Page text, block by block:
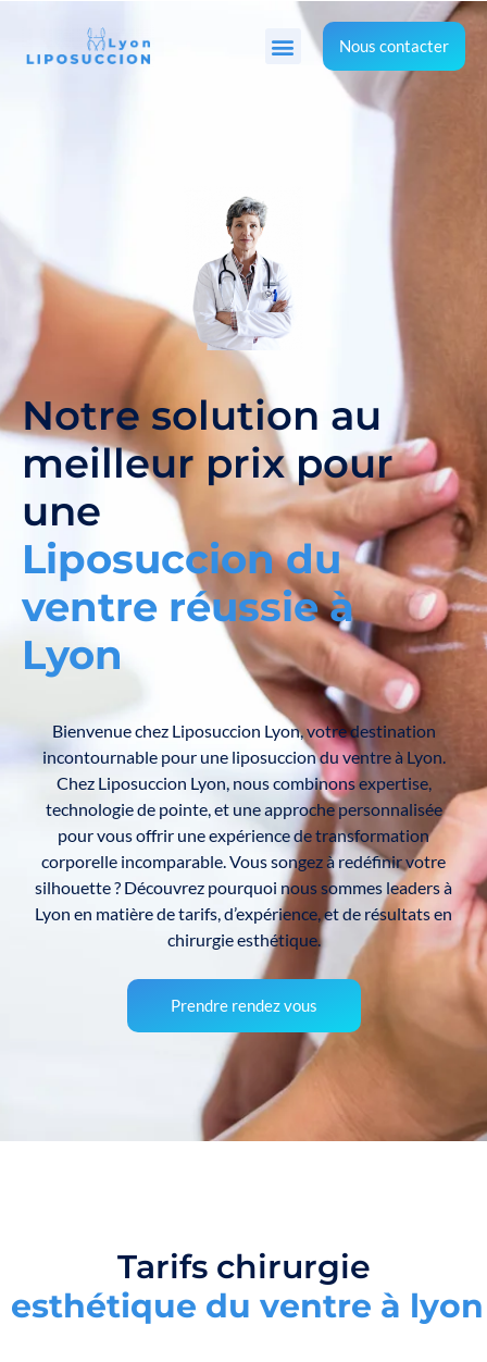
Nous contacter
Notre solution au
meilleur prix pour
une
Liposuccion du
ventre réussie à
Lyon
Bienvenue chez Liposuccion Lyon, votre destination
incontournable pour une liposuccion du ventre à Lyon.
Chez Liposuccion Lyon, nous combinons expertise,
technologie de pointe, et une approche personnalisée
pour vous offrir une expérience de transformation
corporelle incomparable. Vous songez à redéfinir votre
silhouette ? Découvrez pourquoi nous sommes leaders à
Lyon en matière de tarifs, d’expérience, et de résultats en
chirurgie esthétique.
Prendre rendez vous
Tarifs chirurgie
esthétique du ventre à lyon